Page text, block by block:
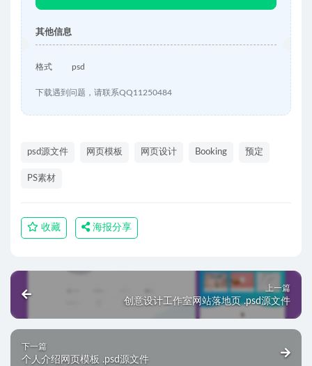
其他信息
格式 psd
下载遇到问题，请联系QQ11250484
psd源文件 网页模板 网页设计 Booking 预定
PS素材
收藏 海报分享
上一篇
创意设计工作室网站落地页 .psd源文件
下一篇
个人介绍网页模板 .psd源文件